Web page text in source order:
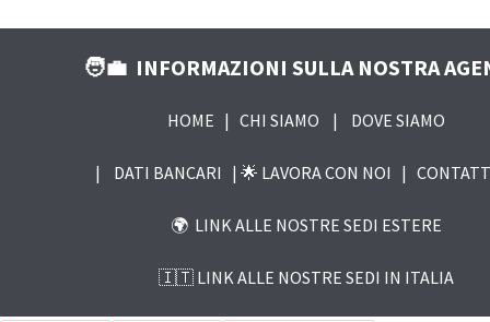
🧑‍💼 INFORMAZIONI SULLA NOSTRA
HOME | CHI SIAMO | DOVE SIAMO
| DATI BANCARI | 🌟 LAVORA CON NOI |
🌍 LINK ALLE NOSTRE SEDI ESTERE
🇮🇹 LINK ALLE NOSTRE SEDI IN ITALIA